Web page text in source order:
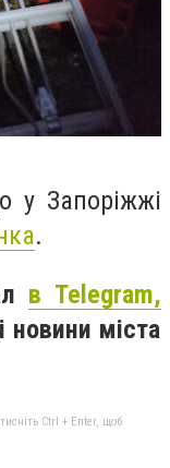
у Запоріжжі
.
в Telegram,
міста
Ctrl + Enter, щоб